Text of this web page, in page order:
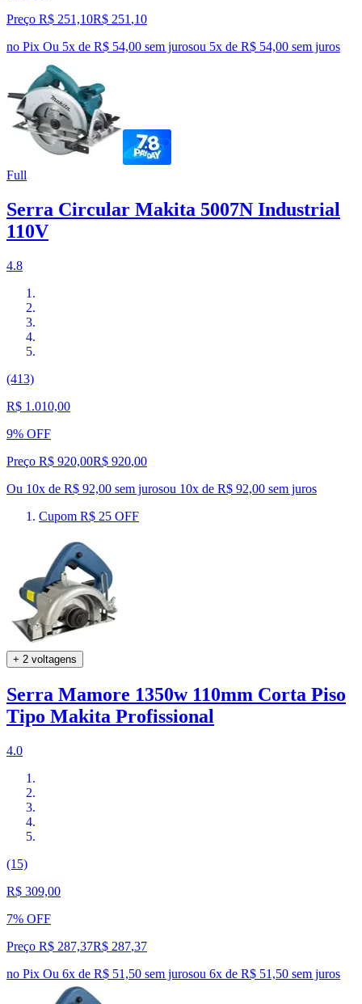
Preço R$ 251,10R$ 251 ,10
no Pix Ou 5x de R$ 54,00 sem jurosou 5x de R$ 54,00 sem juros
Full
Serra Circular Makita 5007N Industrial
110V
4.8
(413)
R$ 1.010,00
9% OFF
Preço R$ 920,00R$ 920,00
Ou 10x de R$ 92,00 sem jurosou 10x de R$ 92,00 sem juros
Cupom R$ 25 OFF
+ 2 voltagens
Serra Mamore 1350w 110mm Corta Piso
Tipo Makita Profissional
4.0
(15)
R$ 309,00
7% OFF
Preço R$ 287,37R$ 287,37
no Pix Ou 6x de R$ 51,50 sem jurosou 6x de R$ 51,50 sem juros